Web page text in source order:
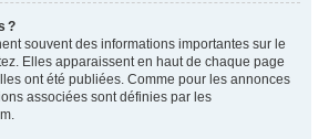
?
souvent des informations importantes sur le
Elles apparaissent en haut de chaque page
ont été publiées. Comme pour les annonces
associées sont définies par les